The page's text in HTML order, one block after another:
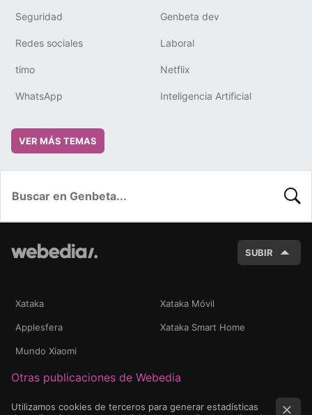
Seguridad Genbeta dev
Redes sociales Laboral
timo Netflix
WhatsApp Inteligencia Artificial
VER MÁS TEMAS
SUBIR
Xataka Xataka Móvil
Applesfera Xataka Smart Home
Mundo Xiaomi
Otras publicaciones de Webedia
Utilizamos cookies de terceros para generar estadísticas